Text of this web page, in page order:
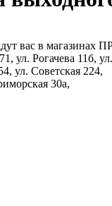
вас в магазинах
ул. Рогачева
Советская 224,
30а,